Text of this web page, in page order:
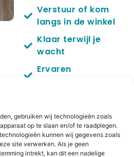
gebruiken wij technologieën zoals
op te slaan en/of te raadplegen.
kunnen wij gegevens zoals
site verwerken. Als je geen
intrekt, kan dit een nadelige
Verstuur of kom
langs in de winkel
Klaar terwijl je
wacht
Ervaren
onderdelen
6 maanden
garantie